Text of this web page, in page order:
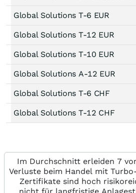
Global Solutions T-6 EUR
Global Solutions T-12 EUR
Global Solutions T-10 EUR
Global Solutions A-12 EUR
Global Solutions T-6 CHF
Global Solutions T-12 CHF
Im Durchschnitt erleiden 7
Verluste beim Handel mit
Zertifikate sind hoch